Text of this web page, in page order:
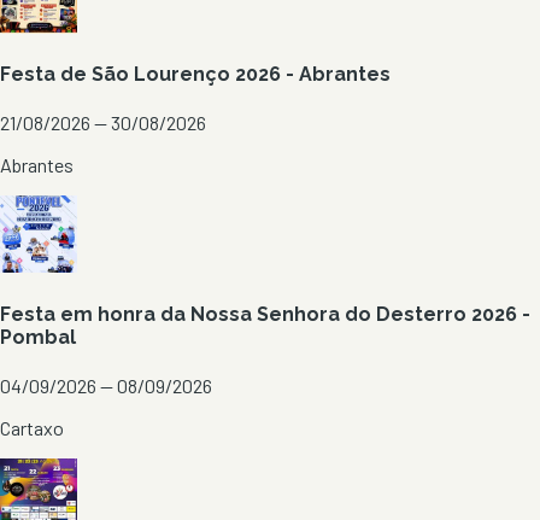
Festa de São Lourenço 2026 - Abrantes
21/08/2026 — 30/08/2026
Abrantes
Festa em honra da Nossa Senhora do Desterro 2026 -
Pombal
04/09/2026 — 08/09/2026
Cartaxo